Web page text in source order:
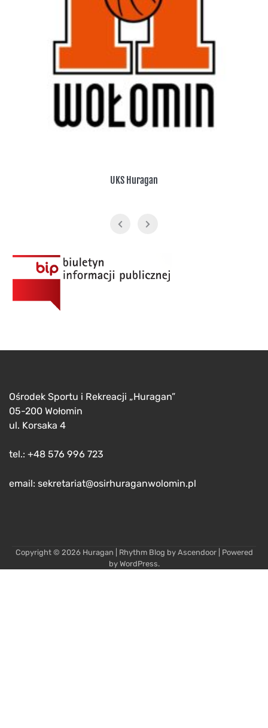
Ośrodek Sportu i Rekreacji „Huragan”
05-200 Wołomin
ul. Korsaka 4
tel.: +48 576 996 723
email: sekretariat@osirhuraganwolomin.pl
Copyright © 2026 Huragan | Rhythm Blog by Ascendoor| Powered
by WordPress.